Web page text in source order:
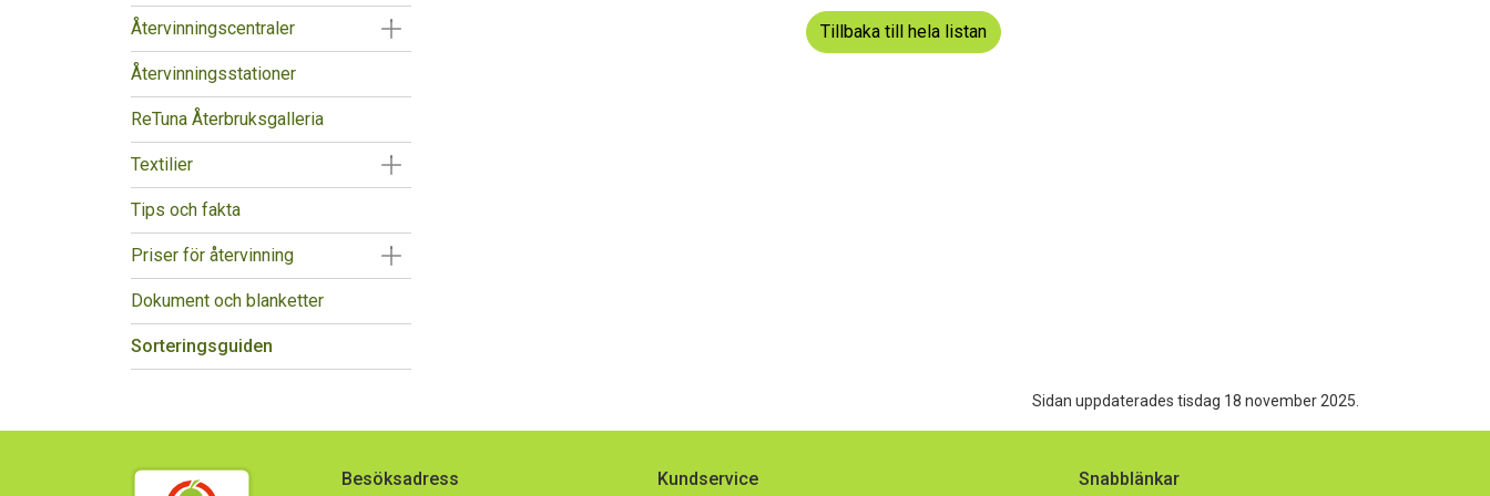
Återvinningscentraler Visa/Göm undermeny
Återvinningsstationer
ReTuna Återbruksgalleria
Textilier Visa/Göm undermeny
Tips och fakta
Priser för återvinning Visa/Göm undermeny
Dokument och blanketter
Sorteringsguiden
Tillbaka till hela listan
Sidan uppdaterades tisdag 18 november 2025.
Besöksadress
Kundservice
Snabblänkar